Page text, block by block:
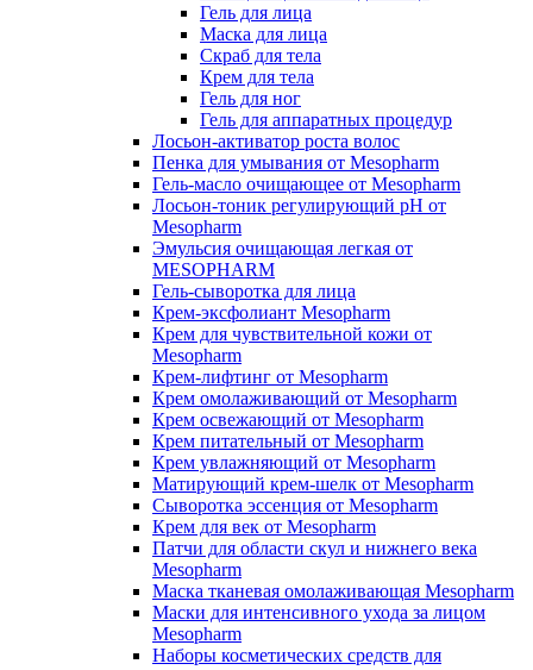
Гель для лица
Маска для лица
Скраб для тела
Крем для тела
Гель для ног
Гель для аппаратных процедур
Лосьон-активатор роста волос
Пенка для умывания от Mesopharm
Гель-масло очищающее от Mesopharm
Лосьон-тоник регулирующий рН от
Mesopharm
Эмульсия очищающая легкая от
MESOPHARM
Гель-сыворотка для лица
Крем-эксфолиант Mesopharm
Крем для чувствительной кожи от
Mesopharm
Крем-лифтинг от Mesopharm
Крем омолаживающий от Mesopharm
Крем освежающий от Mesopharm
Крем питательный от Mesopharm
Крем увлажняющий от Mesopharm
Матирующий крем-шелк от Mesopharm
Сыворотка эссенция от Mesopharm
Крем для век от Mesopharm
Патчи для области скул и нижнего века
Mesopharm
Маска тканевая омолаживающая Mesopharm
Маски для интенсивного ухода за лицом
Mesopharm
Наборы косметических средств для